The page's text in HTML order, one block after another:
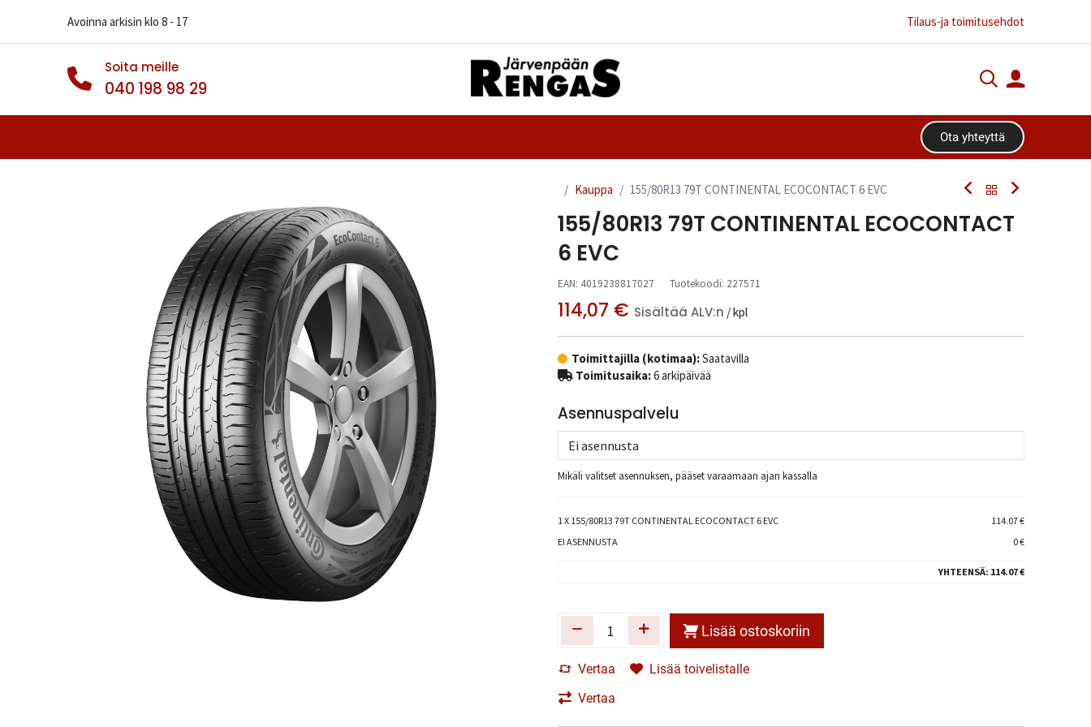
Avoinna arkisin klo 8 - 17 Tilaus-ja toimitusehdot
Soita meille
040 198 98 29
Ota yhteyttä​​​​
Kauppa 155/80R13 79T CONTINENTAL ECOCONTACT 6 EVC
155/80R13 79T CONTINENTAL ECOCONTACT
6 EVC
EAN: 4019238817027 Tuotekoodi: 227571
114,07 € Sisältää ALV:n / kpl
Toimittajilla (kotimaa):Saatavilla
Toimitusaika:6 arkipäivää
Asennuspalvelu
Mikäli valitset asennuksen, pääset varaamaan ajan kassalla
1X 155/80R13 79T CONTINENTAL ECOCONTACT 6 EVC
114.07 €
EI ASENNUSTA
0 €
YHTEENSÄ: 114.07 €
Lisää ostoskoriin
Vertaa
Lisää toivelistalle
Vertaa